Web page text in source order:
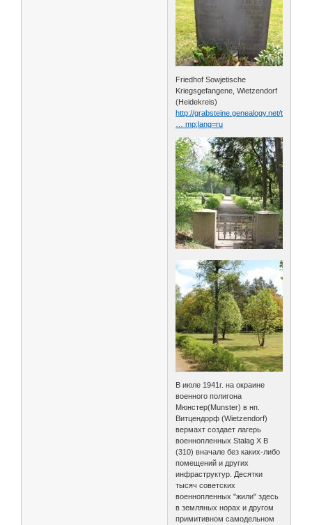
Friedhof Sowjetische
Kriegsgefangene, Wietzendorf
(Heidekreis)
http://grabsteine.genealogy.net/tomb.ph
… mp;lang=ru
В июле 1941г. на окраине
военного полигона
Мюнстер(Munster) в нп.
Витцендорф (Wietzendorf)
вермахт создает лагерь
военнопленных Stalag X B
(310) вначале без каких-либо
помещений и других
инфраструктур. Десятки
тысяч советских
военнопленных "жили" здесь
в земляных норах и другом
примитивном самодельном